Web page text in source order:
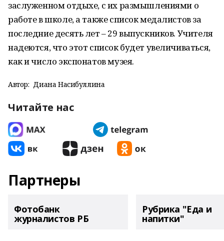
заслуженном отдыхе, с их размышлениями о
работе в школе, а также список медалистов за
последние десять лет – 29 выпускников. Учителя
надеются, что этот список будет увеличиваться,
как и число экспонатов музея.
Автор: Диана Насибуллина
Читайте нас
Партнеры
Фотобанк
журналистов РБ
Рубрика "Еда и
напитки"